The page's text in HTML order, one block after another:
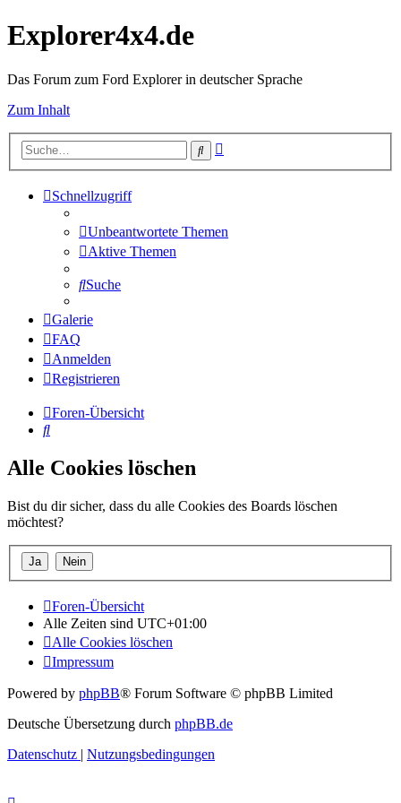
Explorer4x4.de
Das Forum zum Ford Explorer in deutscher Sprache
Zum Inhalt
Suche
Schnellzugriff
Unbeantwortete Themen
Aktive Themen
Suche
Galerie
FAQ
Anmelden
Registrieren
Foren-Übersicht
Suche
Alle Cookies löschen
Bist du dir sicher, dass du alle Cookies des Boards löschen
möchtest?
Foren-Übersicht
Alle Zeiten sind UTC+01:00
Alle Cookies löschen
Impressum
Powered by phpBB® Forum Software © phpBB Limited
Deutsche Übersetzung durch phpBB.de
Datenschutz | Nutzungsbedingungen